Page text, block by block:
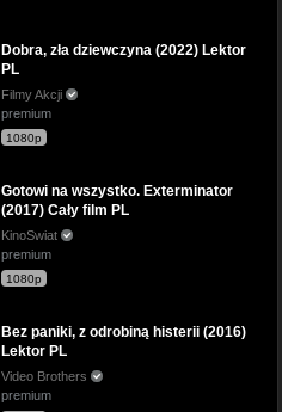
Dobra, zła dziewczyna (2022) Lektor
PL
Filmy Akcji
premium
1080p
Gotowi na wszystko. Exterminator
(2017) Cały film PL
KinoSwiat
premium
1080p
Bez paniki, z odrobiną histerii (2016)
Lektor PL
Video Brothers
premium